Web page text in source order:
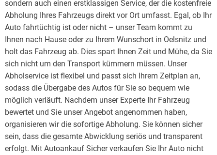
sondern auch einen erstklassigen Service, der die kostenfreie
Abholung Ihres Fahrzeugs direkt vor Ort umfasst. Egal, ob Ihr
Auto fahrtüchtig ist oder nicht – unser Team kommt zu
Ihnen nach Hause oder zu Ihrem Wunschort in Oelsnitz und
holt das Fahrzeug ab. Dies spart Ihnen Zeit und Mühe, da Sie
sich nicht um den Transport kümmern müssen. Unser
Abholservice ist flexibel und passt sich Ihrem Zeitplan an,
sodass die Übergabe des Autos für Sie so bequem wie
möglich verläuft. Nachdem unser Experte Ihr Fahrzeug
bewertet und Sie unser Angebot angenommen haben,
organisieren wir die sofortige Abholung. Sie können sicher
sein, dass die gesamte Abwicklung seriös und transparent
erfolgt. Mit Autoankauf Sicher verkaufen Sie Ihr Auto nicht